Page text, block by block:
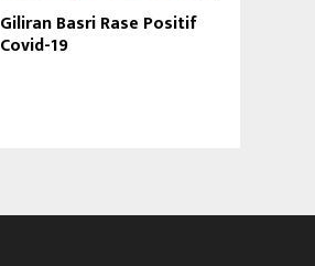
Giliran Basri Rase Positif
Covid-19